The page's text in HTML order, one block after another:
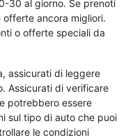
30 al giorno. Se prenoti
ancora migliori.
o offerte speciali da
assicurati di leggere
Assicurati di verificare
potrebbero essere
sul tipo di auto che puoi
le condizioni